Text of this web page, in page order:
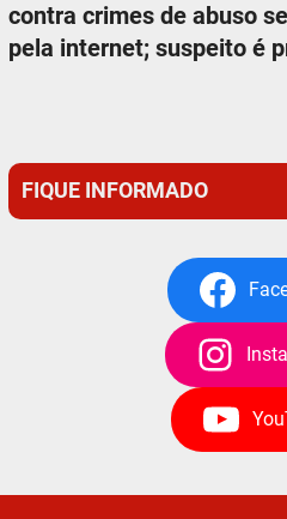
contra crimes de abuso
pela internet; suspeito é
FIQUE INFORMADO